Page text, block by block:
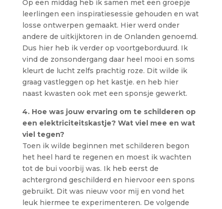
Op een middag heb ik samen met een groepje
leerlingen een inspiratiesessie gehouden en wat
losse ontwerpen gemaakt. Hier werd onder
andere de uitkijktoren in de Onlanden genoemd.
Dus hier heb ik verder op voortgeborduurd. Ik
vind de zonsondergang daar heel mooi en soms
kleurt de lucht zelfs prachtig roze. Dit wilde ik
graag vastleggen op het kastje. en heb hier
naast kwasten ook met een sponsje gewerkt.
4. Hoe was jouw ervaring om te schilderen op
een elektriciteitskastje? Wat viel mee en wat
viel tegen?
Toen ik wilde beginnen met schilderen begon
het heel hard te regenen en moest ik wachten
tot de bui voorbij was. Ik heb eerst de
achtergrond geschilderd en hiervoor een spons
gebruikt. Dit was nieuw voor mij en vond het
leuk hiermee te experimenteren. De volgende